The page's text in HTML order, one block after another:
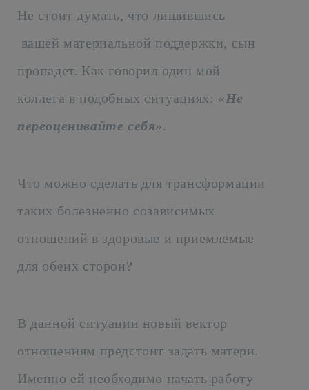
Не стоит думать, что лишившись
вашей материальной поддержки, сын
пропадет. Как говорил один мой
коллега в подобных ситуациях: «Не
переоценивайте себя».
Что можно сделать для трансформации
таких болезненно созависимых
отношений в здоровые и приемлемые
для обеих сторон?
В данной ситуации новый вектор
отношениям предстоит задать матери.
Именно ей необходимо начать работу